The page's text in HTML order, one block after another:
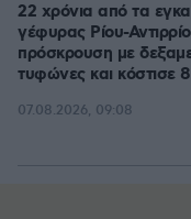
22 χρόνια από τα
γέφυρας Ρίου-
πρόσκρουση με
τυφώνες και κόστισε
07.08.2026, 09:08